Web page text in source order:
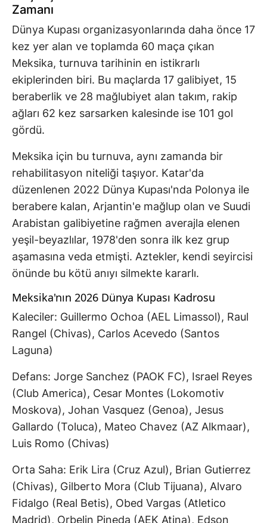
Zamanı
Dünya Kupası organizasyonlarında daha önce 17
kez yer alan ve toplamda 60 maça çıkan
Meksika, turnuva tarihinin en istikrarlı
ekiplerinden biri. Bu maçlarda 17 galibiyet, 15
beraberlik ve 28 mağlubiyet alan takım, rakip
ağları 62 kez sarsarken kalesinde ise 101 gol
gördü.
Meksika için bu turnuva, aynı zamanda bir
rehabilitasyon niteliği taşıyor. Katar'da
düzenlenen 2022 Dünya Kupası'nda Polonya ile
berabere kalan, Arjantin'e mağlup olan ve Suudi
Arabistan galibiyetine rağmen averajla elenen
yeşil-beyazlılar, 1978'den sonra ilk kez grup
aşamasına veda etmişti. Aztekler, kendi seyircisi
önünde bu kötü anıyı silmekte kararlı.
Meksika'nın 2026 Dünya Kupası Kadrosu
Kaleciler: Guillermo Ochoa (AEL Limassol), Raul
Rangel (Chivas), Carlos Acevedo (Santos
Laguna)
Defans: Jorge Sanchez (PAOK FC), Israel Reyes
(Club America), Cesar Montes (Lokomotiv
Moskova), Johan Vasquez (Genoa), Jesus
Gallardo (Toluca), Mateo Chavez (AZ Alkmaar),
Luis Romo (Chivas)
Orta Saha: Erik Lira (Cruz Azul), Brian Gutierrez
(Chivas), Gilberto Mora (Club Tijuana), Alvaro
Fidalgo (Real Betis), Obed Vargas (Atletico
Madrid), Orbelin Pineda (AEK Atina), Edson